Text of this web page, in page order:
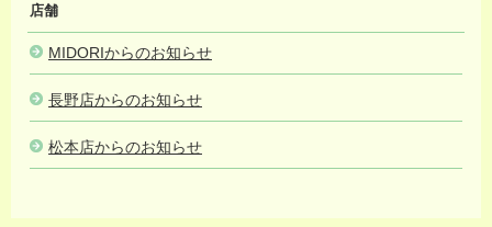
店舗
MIDORIからのお知らせ
長野店からのお知らせ
松本店からのお知らせ